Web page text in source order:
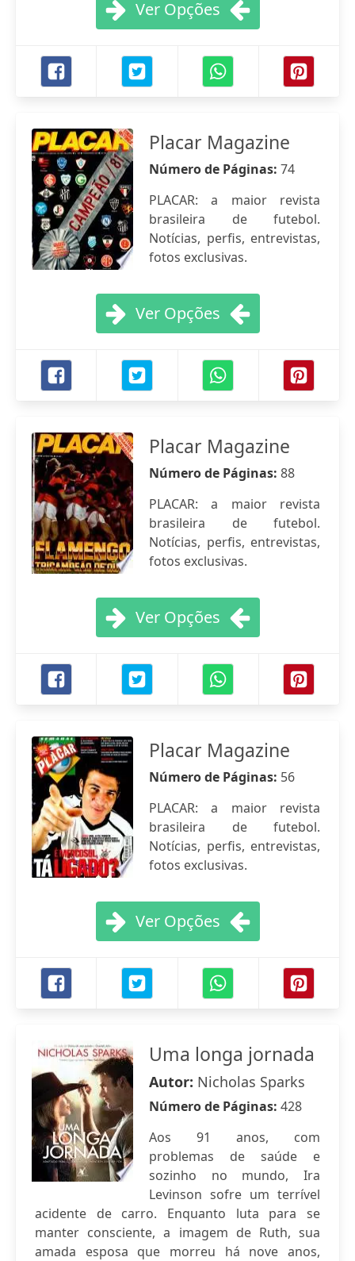
Ver Opções
Placar Magazine
Número de Páginas: 74
PLACAR: a maior revista
brasileira de futebol.
Notícias, perfis, entrevistas,
fotos exclusivas.
Ver Opções
Placar Magazine
Número de Páginas: 88
PLACAR: a maior revista
brasileira de futebol.
Notícias, perfis, entrevistas,
fotos exclusivas.
Ver Opções
Placar Magazine
Número de Páginas: 56
PLACAR: a maior revista
brasileira de futebol.
Notícias, perfis, entrevistas,
fotos exclusivas.
Ver Opções
Uma longa jornada
Autor: Nicholas Sparks
Número de Páginas: 428
Aos 91 anos, com
problemas de saúde e
sozinho no mundo, Ira
Levinson sofre um terrível
acidente de carro. Enquanto luta para se
manter consciente, a imagem de Ruth, sua
amada esposa que morreu há nove anos,